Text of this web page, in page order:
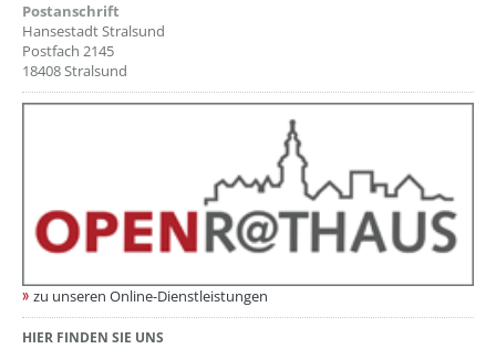
Postanschrift
Hansestadt Stralsund
Postfach 2145
18408 Stralsund
zu unseren Online-Dienstleistungen
HIER FINDEN SIE UNS